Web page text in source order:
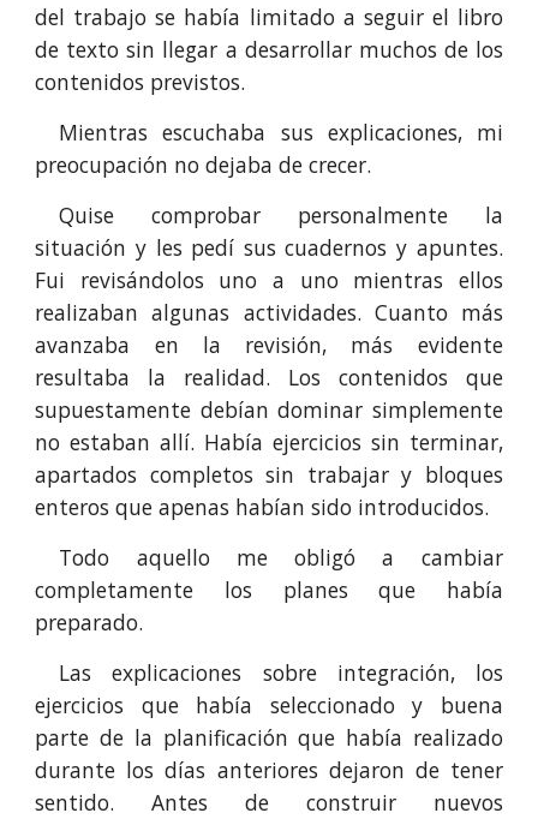
del trabajo se había limitado a seguir el libro
de texto sin llegar a desarrollar muchos de los
contenidos previstos.
Mientras escuchaba sus explicaciones, mi
preocupación no dejaba de crecer.
Quise comprobar personalmente la
situación y les pedí sus cuadernos y apuntes.
Fui revisándolos uno a uno mientras ellos
realizaban algunas actividades. Cuanto más
avanzaba en la revisión, más evidente
resultaba la realidad. Los contenidos que
supuestamente debían dominar simplemente
no estaban allí. Había ejercicios sin terminar,
apartados completos sin trabajar y bloques
enteros que apenas habían sido introducidos.
Todo aquello me obligó a cambiar
completamente los planes que había
preparado.
Las explicaciones sobre integración, los
ejercicios que había seleccionado y buena
parte de la planificación que había realizado
durante los días anteriores dejaron de tener
sentido. Antes de construir nuevos